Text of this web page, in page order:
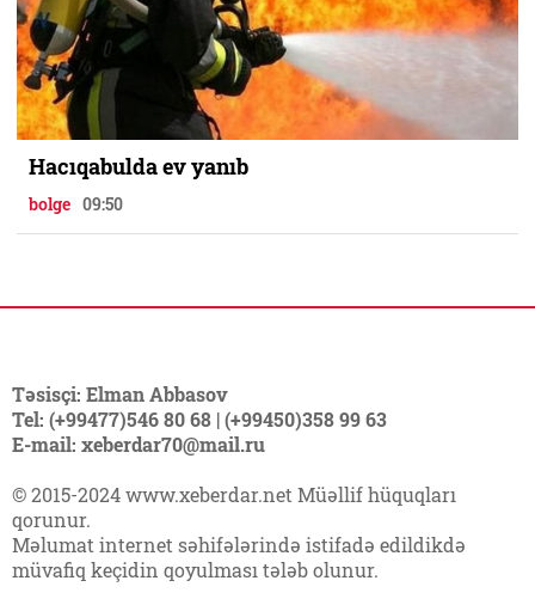
Hacıqabulda ev yanıb
bolge 09:50
Təsisçi: Elman Abbasov
Tel: (+99477)546 80 68 | (+99450)358 99 63
E-mail: xeberdar70@mail.ru
© 2015-2024 www.xeberdar.net Müəllif hüquqları
qorunur.
Məlumat internet səhifələrində istifadə edildikdə
müvafiq keçidin qoyulması tələb olunur.